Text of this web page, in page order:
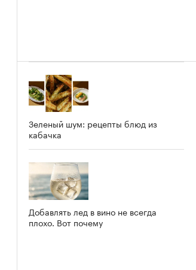
Зеленый шум: рецепты блюд из
кабачка
Добавлять лед в вино не всегда
плохо. Вот почему